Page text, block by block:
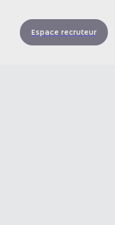
Espace recruteur